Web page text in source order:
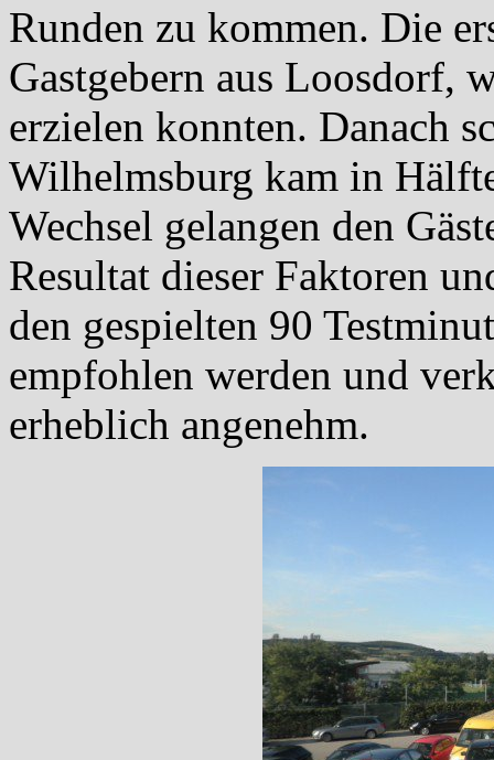
Runden zu kommen. Die
Gastgebern aus Loosdorf,
erzielen konnten. Danach
Wilhelmsburg kam in
Wechsel gelangen den
Resultat dieser Faktoren
den gespielten 90
empfohlen werden und
erheblich angenehm.